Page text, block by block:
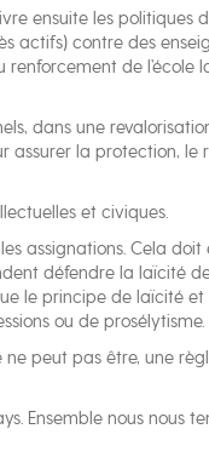
ensuite les politiques
actifs) contre des
de l’école
dans une
la protection, le
et civiques.
assignations. Cela doit
défendre la laïcité
le principe de laïcité
ou de prosélytisme.
peut pas être, une
Ensemble nous nous